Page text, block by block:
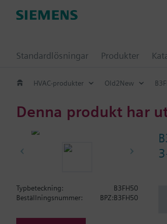
Standardlösningar Produkter
HVAC-produkter Old2New
Denna produkt har
Typbeteckning:
B3FH50
Beställningsnummer:
BPZ:B3FH50